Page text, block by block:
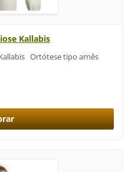
Kallabis
Ortótese tipo arnês